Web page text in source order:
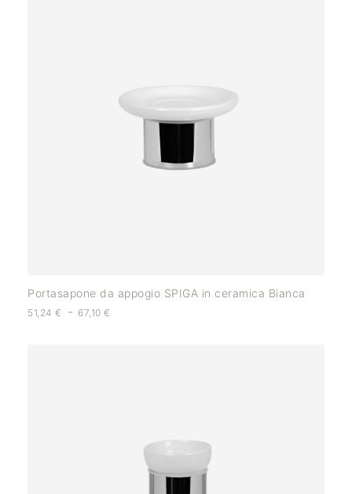
Portasapone da appogio SPIGA in ceramica Bianca
51,24 € - 67,10€